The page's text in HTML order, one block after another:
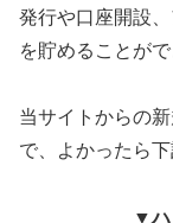
発行や口座開設
を貯めることがで
当サイトからの
で、よかったら
▼